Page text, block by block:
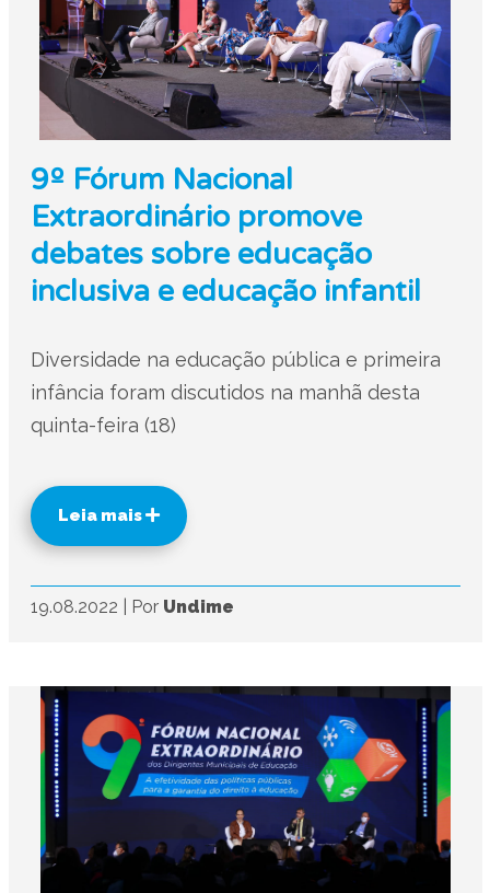
9º Fórum Nacional
Extraordinário promove
debates sobre educação
inclusiva e educação infantil
Diversidade na educação pública e primeira
infância foram discutidos na manhã desta
quinta-feira (18)
Leia mais
19.08.2022 Por Undime